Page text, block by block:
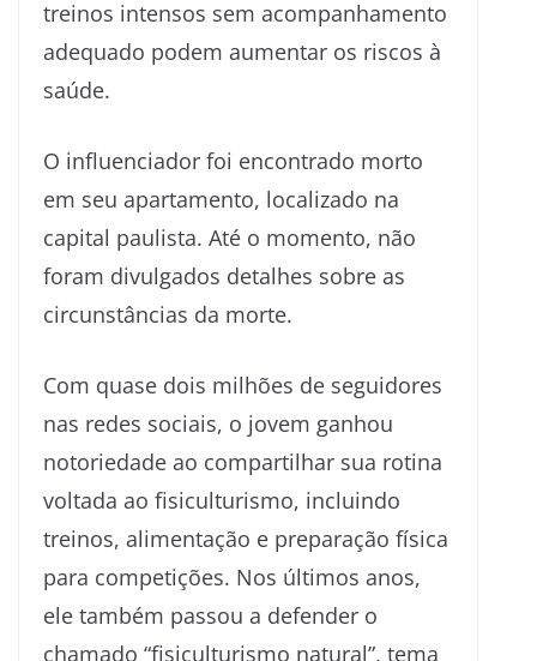
treinos intensos sem acompanhamento
adequado podem aumentar os riscos à
saúde.
O influenciador foi encontrado morto
em seu apartamento, localizado na
capital paulista. Até o momento, não
foram divulgados detalhes sobre as
circunstâncias da morte.
Com quase dois milhões de seguidores
nas redes sociais, o jovem ganhou
notoriedade ao compartilhar sua rotina
voltada ao fisiculturismo, incluindo
treinos, alimentação e preparação física
para competições. Nos últimos anos,
ele também passou a defender o
chamado “fisiculturismo natural”, tema